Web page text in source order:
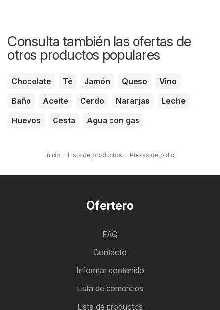
Consulta también las ofertas de
otros productos populares
Chocolate Té Jamón Queso
Vino
Baño
Aceite Cerdo Naranjas
Leche
Huevos
Cesta Agua con gas
Inicio Lista de productos Piezas de pollo
Ofertero
FAQ
Contacto
Informar contenido
Lista de comercios
Lista de productos